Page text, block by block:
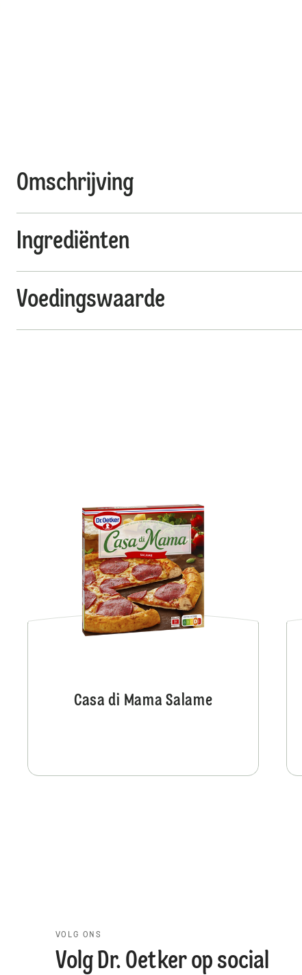
Omschrijving
Ingrediënten
Voedingswaarde
Casa di Mama Salame
VOLG ONS
Volg Dr. Oetker op social